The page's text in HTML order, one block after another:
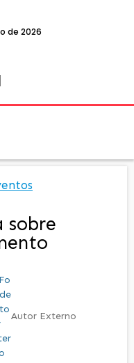
de 2026
sobre
Autor Externo